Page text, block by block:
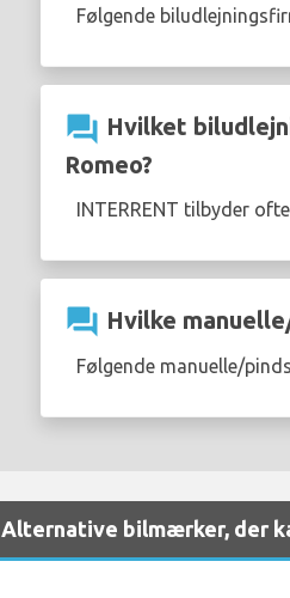
Følgende
question_answer Hvilket
Romeo?
INTERRENT tilbyder
question_answer Hvilke
Følgende manuelle/
Alternative bilmærker, der